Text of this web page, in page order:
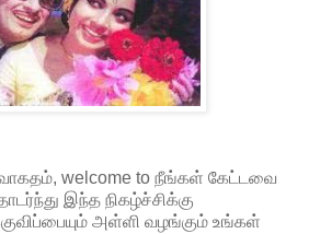
welcome to நீங்கள் கேட்டவை
இந்த நிகழ்ச்சிக்கு
அள்ளி வழங்கும் உங்கள்